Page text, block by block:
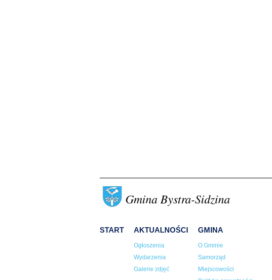
Gmina Bystra-Sidzina
START AKTUALNOŚCI
Ogłoszenia
Wydarzenia
Galerie zdjęć
GMINA
O Gminie
Samorząd
Miejscowości